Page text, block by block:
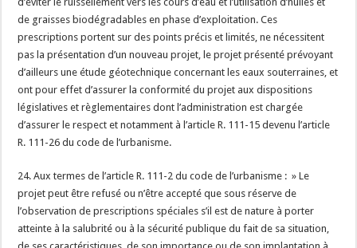
de graisses biodégradables en phase d’exploitation. Ces
prescriptions portent sur des points précis et limités, ne nécessitent
pas la présentation d’un nouveau projet, le projet présenté prévoyant
d’ailleurs une étude géotechnique concernant les eaux souterraines, et
ont pour effet d’assurer la conformité du projet aux dispositions
législatives et règlementaires dont l’administration est chargée
d’assurer le respect et notamment à l’article R. 111-15 devenu l’article
R. 111-26 du code de l’urbanisme.
24. Aux termes de l’article R. 111-2 du code de l’urbanisme : » Le
projet peut être refusé ou n’être accepté que sous réserve de
l’observation de prescriptions spéciales s’il est de nature à porter
atteinte à la salubrité ou à la sécurité publique du fait de sa situation,